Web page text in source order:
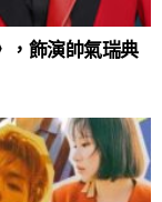
，飾演帥氣瑞典